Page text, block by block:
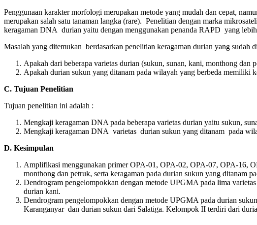
Penggunaan karakter morfologi merupakan metode yang mudah dan cepat,
merupakan salah satu tanaman langka (rare). Penelitian dengan marka
keragaman DNA durian yaitu dengan menggunakan penanda RAPD yang
Masalah yang ditemukan berdasarkan penelitian keragaman durian yang sudah
Apakah dari beberapa varietas durian (sukun, sunan, kani, monthong
Apakah durian sukun yang ditanam pada wilayah yang berbeda memiliki
C. Tujuan Penelitian
Tujuan penelitian ini adalah :
Mengkaji keragaman DNA pada beberapa varietas durian yaitu sukun,
Mengkaji keragaman DNA varietas durian sukun yang ditanam pada
D. Kesimpulan
Amplifikasi menggunakan primer OPA-01, OPA-02, OPA-07, OPA-16,
monthong dan petruk, serta keragaman pada durian sukun yang ditanam
Dendrogram pengelompokkan dengan metode UPGMA pada lima
durian kani.
Dendrogram pengelompokkan dengan metode UPGMA pada durian
Karanganyar dan durian sukun dari Salatiga. Kelompok II terdiri dari